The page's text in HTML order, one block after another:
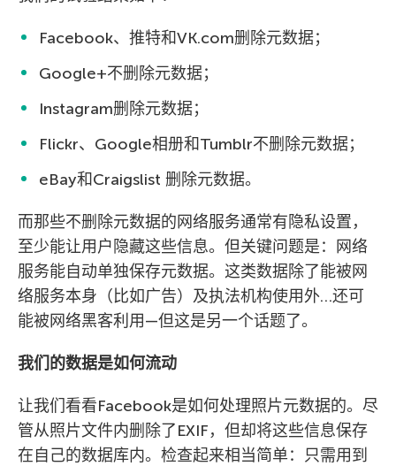
Facebook、推特和VK.com删除元数据；
Google+不删除元数据；
Instagram删除元数据；
Flickr、Google相册和Tumblr不删除元数据；
eBay和Craigslist 删除元数据。
而那些不删除元数据的网络服务通常有隐私设置，
至少能让用户隐藏这些信息。但关键问题是：网络
服务能自动单独保存元数据。这类数据除了能被网
络服务本身（比如广告）及执法机构使用外…还可
能被网络黑客利用—但这是另一个话题了。
我们的数据是如何流动
让我们看看Facebook是如何处理照片元数据的。尽
管从照片文件内删除了EXIF，但却将这些信息保存
在自己的数据库内。检查起来相当简单：只需用到